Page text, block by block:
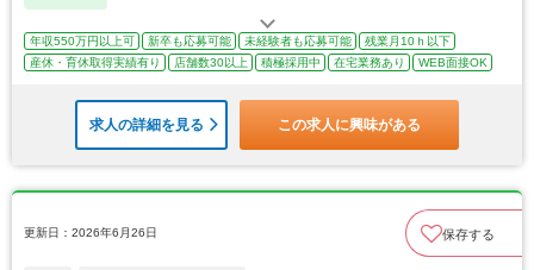
年収550万円以上可 新卒も応募可能 未経験者も応募可能
残業月10ｈ以下
産休・育休取得実績有り
店舗数30以上 積極採用中 在宅業務あり WEB面接OK
求人の詳細を見る この求人に興味がある
更新日：2026年6月26日 保存する